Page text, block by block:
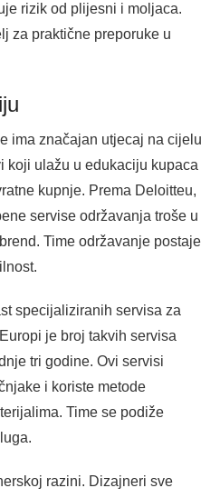
rizik od plijesni i moljaca.
za praktične preporuke u
ima značajan utjecaj na cijelu
koji ulažu u edukaciju kupaca
kupnje. Prema Deloitteu,
servise održavanja troše u
Time održavanje postaje
specijaliziranih servisa za
je broj takvih servisa
tri godine. Ovi servisi
i koriste metode
Time se podiže
razini. Dizajneri sve